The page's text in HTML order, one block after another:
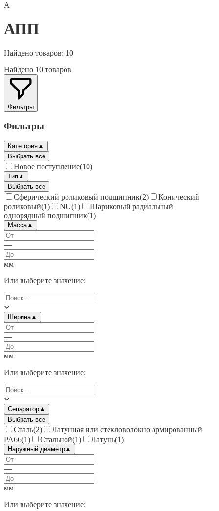
А
АПП
Найдено товаров: 10
Найдено 10 товаров
Фильтры
Фильтры
Категория▲
Выбрать все
Новое поступление(10)
Тип▲
Выбрать все
Сферический роликовый подшипник(2)
Конический
роликовый(1) NU(1)
Шариковый радиальный
однорядный подшипник(1)
Масса▲
—
мм
Или выберите значение:
Ширина▲
—
мм
Или выберите значение:
Сепаратор▲
Выбрать все
Сталь(2)
Латунная или стекловолокно армированный
PA66(1) Стальной(1) Латунь(1)
Наружный диаметр▲
—
мм
Или выберите значение: